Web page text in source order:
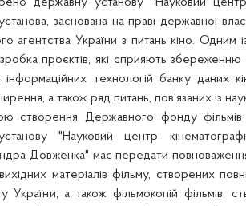
заснована на праві державної
агентства України з питань кіно.Одним
проєктів, які сприяють збереженню
технологій банку даних
а також ряд питань, пов’язаних із
створення Державного фонду
"Науковий центр
Довженка" має передати
вихідних матеріалів фільму, створених
а також фільмокопій фільмів,